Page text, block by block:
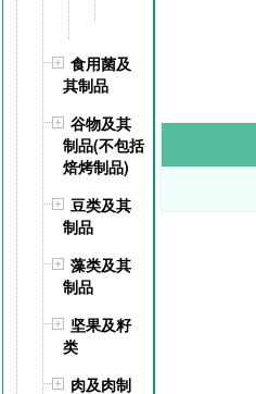
食用菌及
其制品
谷物及其
制品(不包括
焙烤制品)
豆类及其
制品
藻类及其
制品
坚果及籽
类
肉及肉制